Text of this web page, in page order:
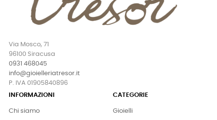
Via Mosco, 71
96100 Siracusa
0931 468045
info@gioielleriatresor.it
P. IVA 01905840896
INFORMAZIONI
Chi siamo
CATEGORIE
Gioielli